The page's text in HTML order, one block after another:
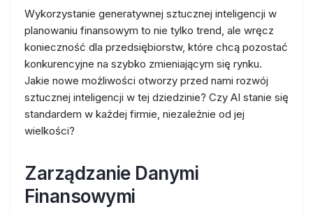
Wykorzystanie generatywnej sztucznej inteligencji w
planowaniu finansowym to nie tylko trend, ale wręcz
konieczność dla przedsiębiorstw, które chcą pozostać
konkurencyjne na szybko zmieniającym się rynku.
Jakie nowe możliwości otworzy przed nami rozwój
sztucznej inteligencji w tej dziedzinie? Czy AI stanie się
standardem w każdej firmie, niezależnie od jej
wielkości?
Zarządzanie Danymi
Finansowymi